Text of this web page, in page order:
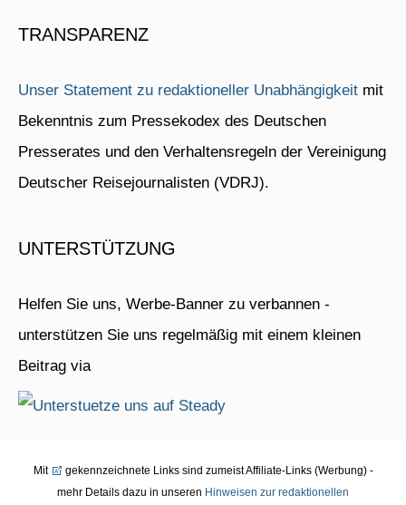
TRANSPARENZ
Unser Statement zu redaktioneller Unabhängigkeit mit
Bekenntnis zum Pressekodex des Deutschen
Presserates und den Verhaltensregeln der Vereinigung
Deutscher Reisejournalisten (VDRJ).
UNTERSTÜTZUNG
Helfen Sie uns, Werbe-Banner zu verbannen -
unterstützen Sie uns regelmäßig mit einem kleinen
Beitrag via
Mit
gekennzeichnete Links sind zumeist Affiliate-Links (Werbung) -
mehr Details dazu in unseren Hinweisen zur redaktionellen